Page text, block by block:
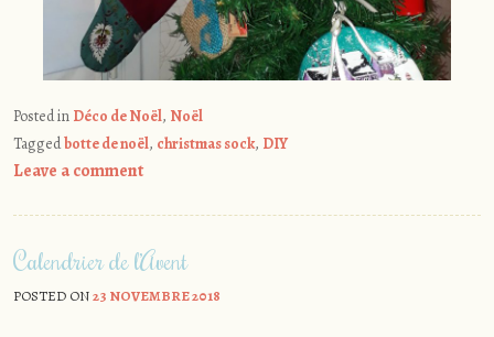
Posted in Déco de Noël, Noël
Taggedbotte de noël, christmas sock, DIY
Leave a comment
Calendrier de l’Avent
POSTED ON23 NOVEMBRE 2018